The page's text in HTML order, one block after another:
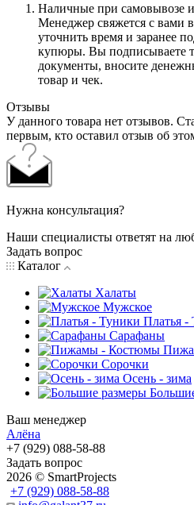
Наличные при самовывозе
Менеджер свяжется с вами
уточнить время и заранее
купюры. Вы подписываете
документы, вносите
товар и чек.
Отзывы
У данного товара нет отзывов.
первым, кто оставил отзыв об
Нужна консультация?
Наши специалисты ответят на
Задать вопрос
Каталог
Халаты
Мужское
Платья -
Сарафаны
Сорочки
Oсень - зима
Ваш менеджер
Алёна
+7 (929) 088-58-88
Задать вопрос
2026 © SmartProjects
+7 (929) 088-58-88